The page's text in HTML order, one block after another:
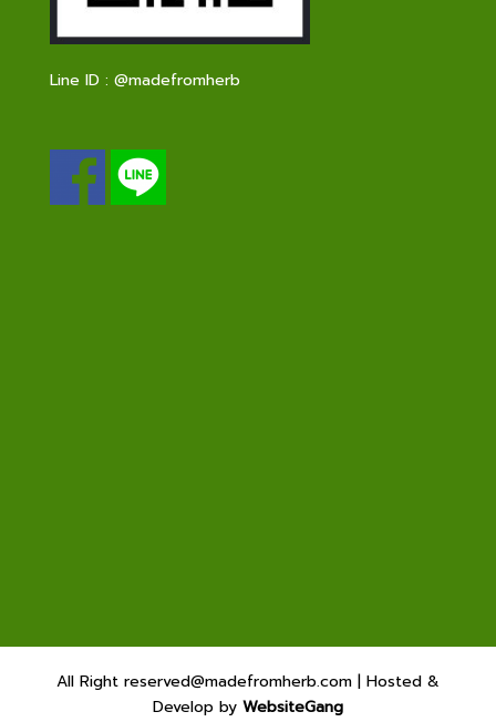
Line ID : @madefromherb
All Right reserved@madefromherb.com | Hosted &
Develop by WebsiteGang